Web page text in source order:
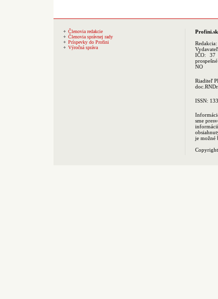
Členovia redakcie
Členovia správnej rady
Príspevky do Profini
Výročná správa
Profini.sk
Redakcia:
IČO: 37
NO
Riaditeľ
ISSN:
sme
je možné